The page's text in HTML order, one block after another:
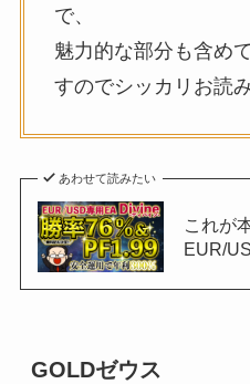
で、
魅力的な部分も含め
すのでシッカリお読
あわせて読みたい
これが
EUR/
GOLDゼウス